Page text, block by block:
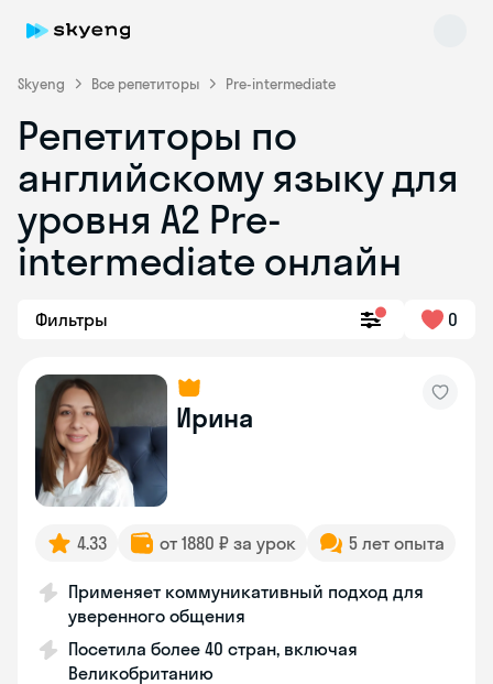
Skyeng Все репетиторы Pre-intermediate
Репетиторы по
английскому языку для
уровня A2 Pre-
intermediate онлайн
Фильтры 0
Ирина
4.33 от 1880 ₽ за урок 5 лет опыта
Применяет коммуникативный подход для
уверенного общения
Посетила более 40 стран, включая
Великобританию